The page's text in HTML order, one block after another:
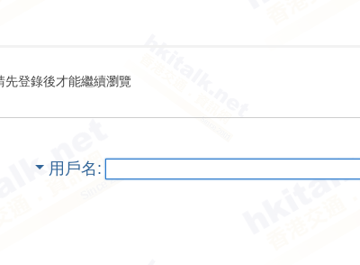
先登錄後才能繼續瀏覽
用戶名